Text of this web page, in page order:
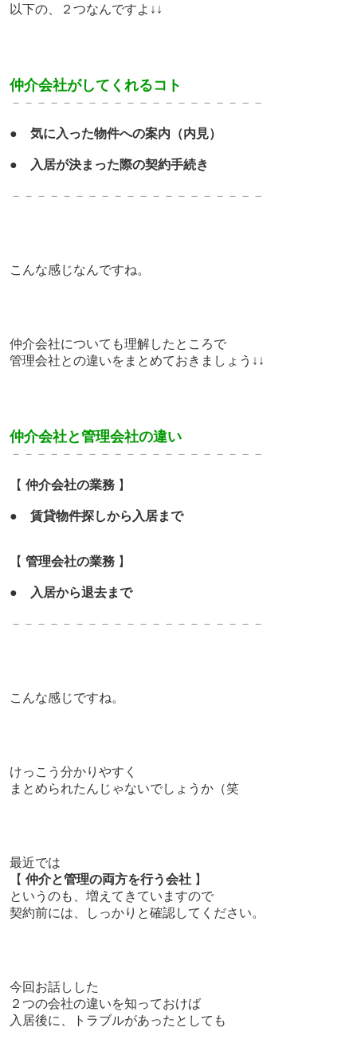
以下の、２つなんですよ↓↓
仲介会社がしてくれるコト
－－－－－－－－－－－－－ －－－－－－－
● 気に入った物件への案内（内見）
● 入居が決まった際の契約手続き
－－－－－－－－－－－－－ －－－－－－－
こんな感じなんですね。
仲介会社についても理解したところで
管理会社との違いをまとめておきましょう↓↓
仲介会社と管理会社の違い
－－－－－－－－－－－－－ －－－－－－－
【 仲介会社の業務】
● 賃貸物件探しから入居まで
【 管理会社の業務】
● 入居から退去まで
－－－－－－－－－－－－－ －－－－－－－
こんな感じですね。
けっこう分かりやすく
まとめられたんじゃないでしょうか（笑
最近では
【 仲介と管理の両方を行う会社】
というのも、増えてきていますので
契約前には、しっかりと確認してください。
今回お話しした
２つの会社の違いを知っておけば
入居後に、トラブルがあったとしても